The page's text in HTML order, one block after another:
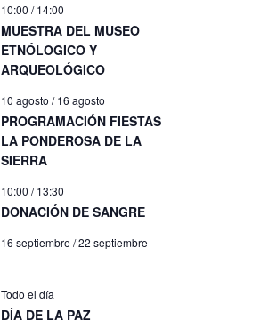
10:00 /14:00
MUESTRA DEL MUSEO
ETNÓLOGICO Y
ARQUEOLÓGICO
10 agosto /16 agosto
PROGRAMACIÓN FIESTAS
LA PONDEROSA DE LA
SIERRA
10:00 /13:30
DONACIÓN DE SANGRE
16 septiembre /22 septiembre
Todo el día
DÍA DE LA PAZ